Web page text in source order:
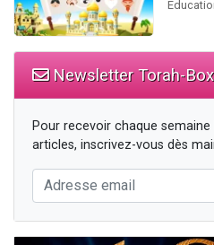
Newsletter Torah-
Pour recevoir chaque
articles, inscrivez-vous dès